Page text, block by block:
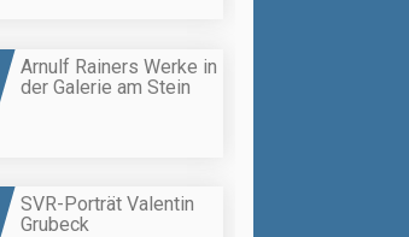
Arnulf Rainers Werke in
der Galerie am Stein
SVR-Porträt Valentin
Grubeck